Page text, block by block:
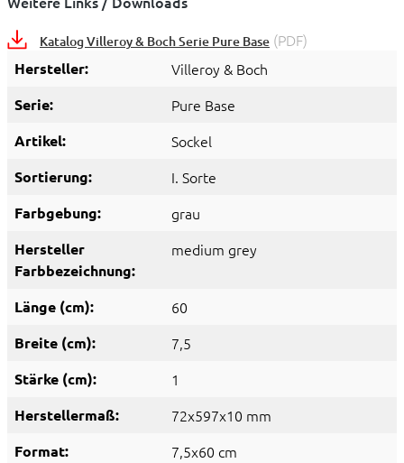
Katalog Villeroy & Boch Serie Pure Base (PDF)
Hersteller: Villeroy & Boch
Serie: Pure Base
Artikel: Sockel
Sortierung: I. Sorte
Farbgebung: grau
Hersteller
Farbbezeichnung:
medium grey
Länge (cm): 60
Breite (cm): 7,5
Stärke (cm): 1
Herstellermaß: 72x597x10 mm
Format: 7,5x60 cm